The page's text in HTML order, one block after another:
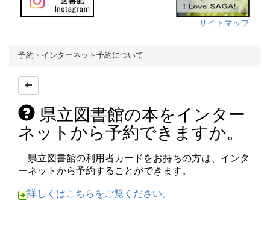
サイトマップ
予約・インターネット予約について
県立図書館の本をインター
ネットから予約できますか。
県立図書館の利用者カードをお持ちの方は、インタ
ーネットから予約することができます。
詳しくはこちらをご覧ください。